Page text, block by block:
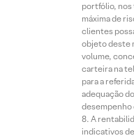
portfólio, nos
máxima de
clientes
objeto deste
volume,
carteira na
para a
adequação
A
indicativos